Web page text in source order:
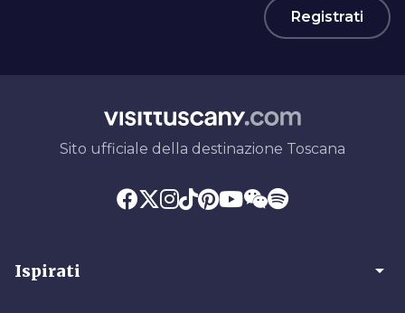
Registrati
Sito ufficiale della destinazione Toscana
Ispirati arrow_drop_down